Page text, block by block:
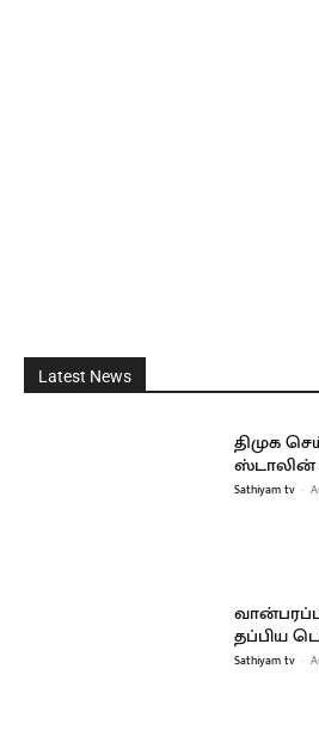
Latest News
திமுக
ஸ்டாலின்
Sathiyam tv -
தப்பிய
Sathiyam tv -